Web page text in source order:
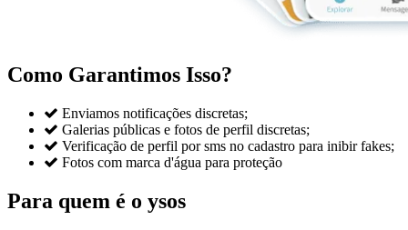
Como Garantimos Isso?
 Enviamos notificações discretas;
 Galerias públicas e fotos de perfil discretas;
 Verificação de perfil por sms no cadastro para inibir fakes;
 Fotos com marca d'água para proteção
Para quem é o ysos